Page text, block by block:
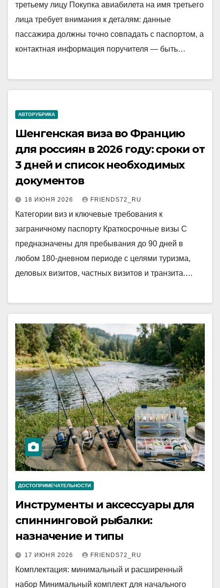
третьему лицу Покупка авиабилета на имя третьего
лица требует внимания к деталям: данные
пассажира должны точно совпадать с паспортом, а
контактная информация поручителя — быть…
АВТОРУБРИКА
Шенгенская виза во Францию
для россиян в 2026 году: сроки от
3 дней и список необходимых
документов
18 ИЮНЯ 2026 FRIENDS72_RU
Категории виз и ключевые требования к
заграничному паспорту Краткосрочные визы С
предназначены для пребывания до 90 дней в
любом 180‑дневном периоде с целями туризма,
деловых визитов, частных визитов и транзита.…
ДОСТОПРИМЕЧАТЕЛЬНОСТИ
Инструменты и аксессуары для
спиннинговой рыбалки:
назначение и типы
17 ИЮНЯ 2026 FRIENDS72_RU
Комплектация: минимальный и расширенный
набор Минимальный комплект для начального